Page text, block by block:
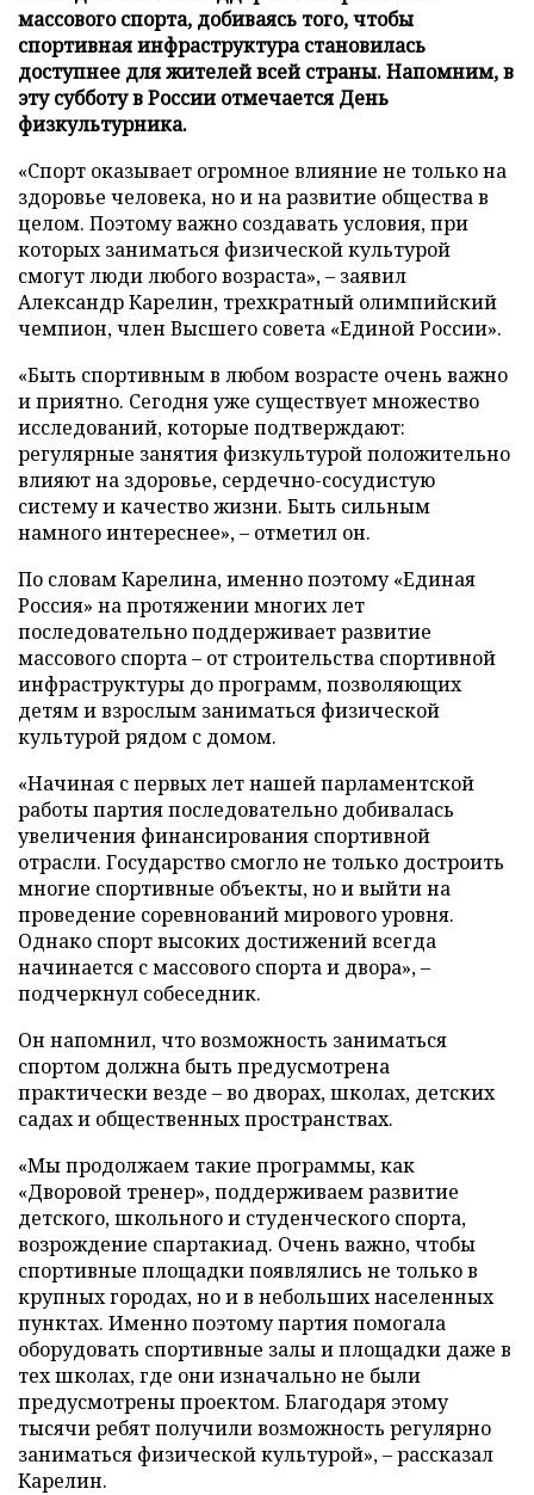
массового спорта, добиваясь того, чтобы
спортивная инфраструктура становилась
доступнее для жителей всей страны. Напомним, в
эту субботу в России отмечается День
физкультурника.
«Спорт оказывает огромное влияние не только на
здоровье человека, но и на развитие общества в
целом. Поэтому важно создавать условия, при
которых заниматься физической культурой
смогут люди любого возраста», – заявил
Александр Карелин, трехкратный олимпийский
чемпион, член Высшего совета «Единой России».
«Быть спортивным в любом возрасте очень важно
и приятно. Сегодня уже существует множество
исследований, которые подтверждают:
регулярные занятия физкультурой положительно
влияют на здоровье, сердечно-сосудистую
систему и качество жизни. Быть сильным
намного интереснее», – отметил он.
По словам Карелина, именно поэтому «Единая
Россия» на протяжении многих лет
последовательно поддерживает развитие
массового спорта – от строительства спортивной
инфраструктуры до программ, позволяющих
детям и взрослым заниматься физической
культурой рядом с домом.
«Начиная с первых лет нашей парламентской
работы партия последовательно добивалась
увеличения финансирования спортивной
отрасли. Государство смогло не только достроить
многие спортивные объекты, но и выйти на
проведение соревнований мирового уровня.
Однако спорт высоких достижений всегда
начинается с массового спорта и двора», –
подчеркнул собеседник.
Он напомнил, что возможность заниматься
спортом должна быть предусмотрена
практически везде – во дворах, школах, детских
садах и общественных пространствах.
«Мы продолжаем такие программы, как
«Дворовой тренер», поддерживаем развитие
детского, школьного и студенческого спорта,
возрождение спартакиад. Очень важно, чтобы
спортивные площадки появлялись не только в
крупных городах, но и в небольших населенных
пунктах. Именно поэтому партия помогала
оборудовать спортивные залы и площадки даже в
тех школах, где они изначально не были
предусмотрены проектом. Благодаря этому
тысячи ребят получили возможность регулярно
заниматься физической культурой», – рассказал
Карелин.